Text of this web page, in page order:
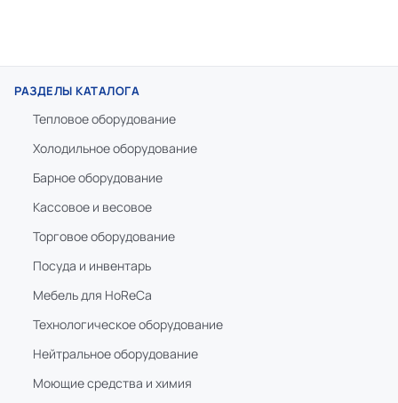
РАЗДЕЛЫ КАТАЛОГА
Тепловое оборудование
Холодильное оборудование
Барное оборудование
Кассовое и весовое
Торговое оборудование
Посуда и инвентарь
Мебель для HoReCa
Технологическое оборудование
Нейтральное оборудование
Моющие средства и химия